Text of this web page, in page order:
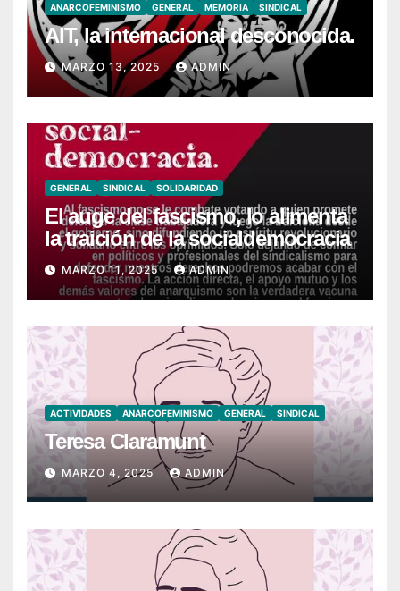
ANARCOFEMINISMO GENERAL MEMORIA SINDICAL
AIT, la internacional desconocida.
MARZO 13, 2025 ADMIN
GENERAL SINDICAL SOLIDARIDAD
El auge del fascismo, lo alimenta
la traición de la socialdemocracia
MARZO 11, 2025 ADMIN
ACTIVIDADES ANARCOFEMINISMO GENERAL SINDICAL
Teresa Claramunt
MARZO 4, 2025 ADMIN